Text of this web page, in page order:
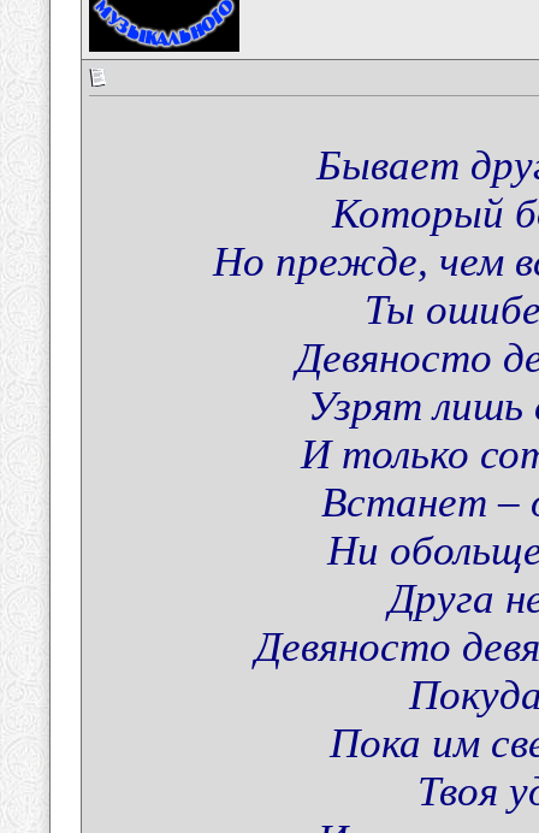
Бывает
Который
Но прежде, чем
Ты
Девяносто
Узрят лишь
И только
Встанет –
Ни
Друга
Девяносто
Пока им
Твоя